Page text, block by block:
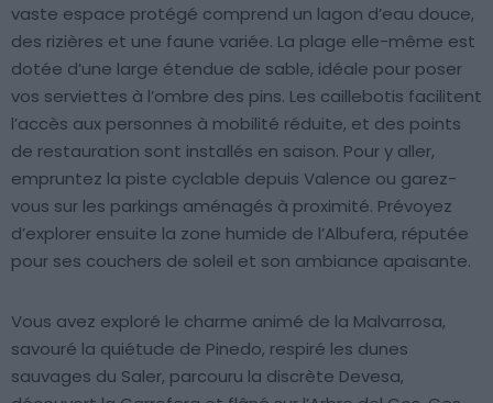
vaste espace protégé comprend un lagon d’eau douce,
des rizières et une faune variée. La plage elle-même est
dotée d’une large étendue de sable, idéale pour poser
vos serviettes à l’ombre des pins. Les caillebotis facilitent
l’accès aux personnes à mobilité réduite, et des points
de restauration sont installés en saison. Pour y aller,
empruntez la piste cyclable depuis Valence ou garez-
vous sur les parkings aménagés à proximité. Prévoyez
d’explorer ensuite la zone humide de l’Albufera, réputée
pour ses couchers de soleil et son ambiance apaisante.
Vous avez exploré le charme animé de la Malvarrosa,
savouré la quiétude de Pinedo, respiré les dunes
sauvages du Saler, parcouru la discrète Devesa,